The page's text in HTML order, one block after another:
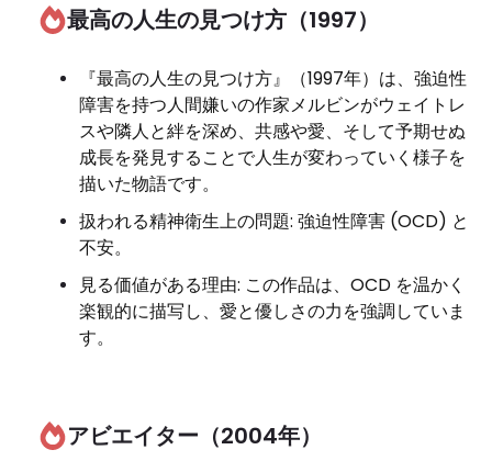
最高の人生の見つけ方（1997）
『最高の人生の見つけ方』（1997年）は、強迫性
障害を持つ人間嫌いの作家メルビンがウェイトレ
スや隣人と絆を深め、共感や愛、そして予期せぬ
成長を発見することで人生が変わっていく様子を
描いた物語です。
扱われる精神衛生上の問題: 強迫性障害 (OCD) と
不安。
見る価値がある理由: この作品は、OCD を温かく
楽観的に描写し、愛と優しさの力を強調していま
す。
アビエイター（2004年）